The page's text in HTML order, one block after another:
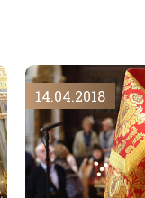
14.04.2018